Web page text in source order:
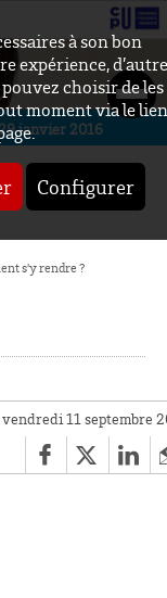
à son bon
expérience,
choisir de les
moment via le lien
Configurer
janvier 2016
s'y rendre ?
11 septembre